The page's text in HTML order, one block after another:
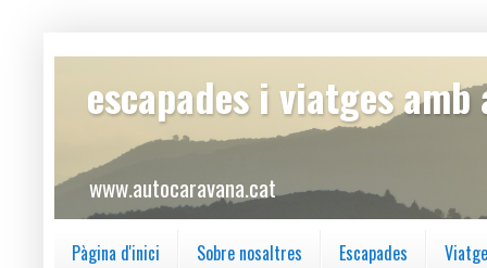
escapades i viatges
www.autocaravana.cat
Pàgina d'inici Sobre nosaltres Escapades